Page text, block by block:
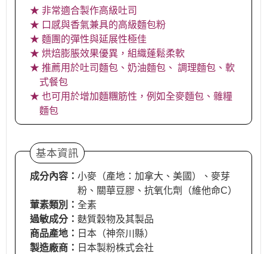
★ 非常適合製作高級吐司
★ 口感與香氣兼具的高級麵包粉
★ 麵團的彈性與延展性極佳
★ 烘焙膨脹效果優異，組織蓬鬆柔軟
★ 推薦用於吐司麵包、奶油麵包、 調理麵包、軟
式餐包
★ 也可用於增加麵糰筋性，例如全麥麵包、雜糧
麵包
基本資訊
成分內容： 小麥（產地：加拿大、美國）、麥芽
粉、關華豆膠、抗氧化劑（維他命C）
葷素類別： 全素
過敏成分： 麩質穀物及其製品
商品產地： 日本（神奈川縣）
製造廠商： 日本製粉株式会社